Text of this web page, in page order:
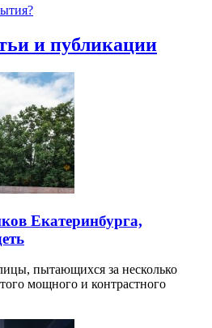
и публикации
Екатеринбурга,
пытающихся за несколько
мощного и контрастного